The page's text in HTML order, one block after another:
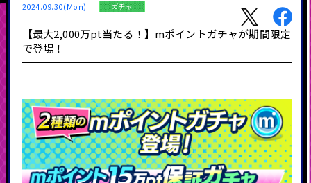
2024.09.30(Mon) ガチャ
【最大2,000万pt当たる！】mポイントガチャが期間限定
で登場！